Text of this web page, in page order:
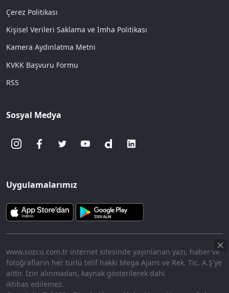
Çerez Politikası
Kişisel Verileri Saklama ve İmha Politikası
Kamera Aydınlatma Metni
KVKK Başvuru Formu
RSS
Sosyal Medya
Uygulamalarımız
www.sozcu.com.tr internet sitesinde yayınlanan yazı, haber ve
fotoğrafların her türlü telif hakkı Mega Ajans ve Rek. Tic. A.Ş'ye
aittir. İzin alınmadan, kaynak gösterilerek dahi
iktibas edilemez.